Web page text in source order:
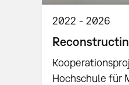
2022 2026
Hochschule für